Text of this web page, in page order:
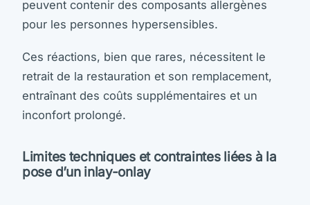
peuvent contenir des composants allergènes
pour les personnes hypersensibles.
Ces réactions, bien que rares, nécessitent le
retrait de la restauration et son remplacement,
entraînant des coûts supplémentaires et un
inconfort prolongé.
Limites techniques et contraintes liées à la
pose d’un inlay-onlay